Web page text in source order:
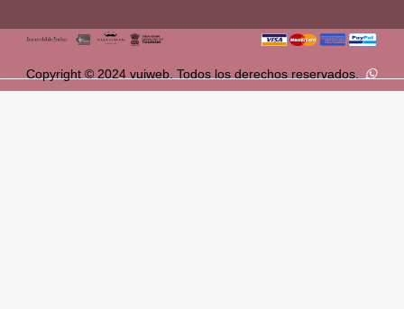
Copyright © 2024 vuiweb. Todos los derechos reservados.